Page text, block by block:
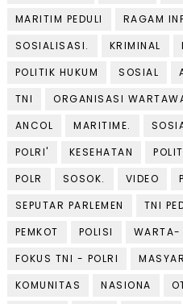
MARITIM PEDULI
RAGAM
SOSIALISASI.
KRIMINAL
POLITIK HUKUM
SOSIAL
TNI
ORGANISASI
ANCOL
MARITIME.
POLRI'
KESEHATAN
POLR
SOSOK. VIDEO
SEPUTAR PARLEMEN
TNI
PEMKOT
POLISI
WARTA-
FOKUS TNI - POLRI
KOMUNITAS
NASIONA